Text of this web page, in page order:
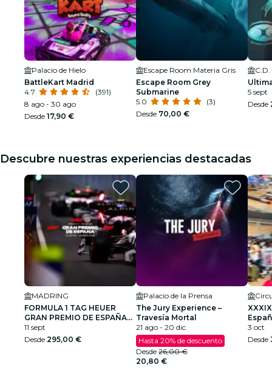
Palacio de Hielo
BattleKart Madrid
4.7
(391)
8 ago - 30 ago
Desde 17,90 €
Escape Room Materia Gris
Escape Room Grey
Submarine
5.0
(3)
Desde 70,00 €
C.D.
5 sept
Desde
Descubre nuestras experiencias destacadas
MADRING
FORMULA 1 TAG HEUER
GRAN PREMIO DE ESPAÑA
2026
11 sept
Desde 295,00 €
Palacio de la Prensa
The Jury Experience –
Travesía Mortal
21 ago - 20 dic
Hasta 20% de descuento
Desde 26,00 €
20,80 €
3 oct
Desde